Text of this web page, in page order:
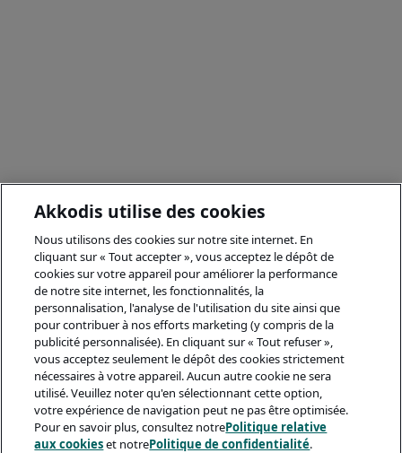
Akkodis utilise des cookies
Nous utilisons des cookies sur notre site internet. En
cliquant sur « Tout accepter », vous acceptez le dépôt de
cookies sur votre appareil pour améliorer la performance
de notre site internet, les fonctionnalités, la
personnalisation, l'analyse de l'utilisation du site ainsi que
pour contribuer à nos efforts marketing (y compris de la
publicité personnalisée). En cliquant sur « Tout refuser »,
vous acceptez seulement le dépôt des cookies strictement
nécessaires à votre appareil. Aucun autre cookie ne sera
utilisé. Veuillez noter qu'en sélectionnant cette option,
votre expérience de navigation peut ne pas être optimisée.
Pour en savoir plus, consultez notrePolitique relative
aux cookieset notrePolitique de confidentialité.